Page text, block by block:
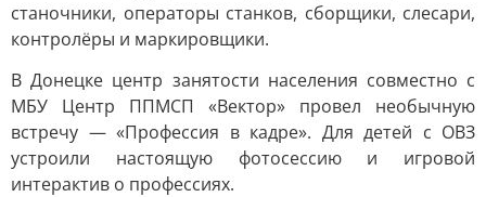
станочники, операторы станков, сборщики, слесари,
контролёры и маркировщики.
В Донецке центр занятости населения совместно с
МБУ Центр ППМСП «Вектор» провел необычную
встречу — «Профессия в кадре». Для детей с ОВЗ
устроили настоящую фотосессию и игровой
интерактив о профессиях.